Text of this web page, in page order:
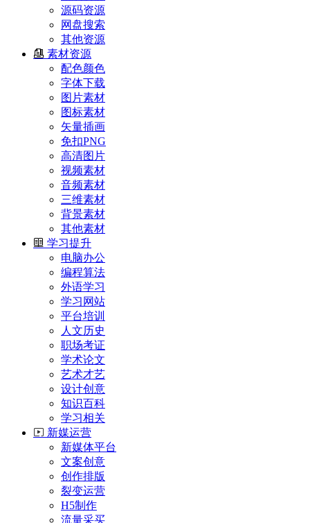
源码资源
网盘搜索
其他资源
素材资源
配色颜色
字体下载
图片素材
图标素材
矢量插画
免扣PNG
高清图片
视频素材
音频素材
三维素材
背景素材
其他素材
学习提升
电脑办公
编程算法
外语学习
学习网站
平台培训
人文历史
职场考证
学术论文
艺术才艺
设计创意
知识百科
学习相关
新媒运营
新媒体平台
文案创意
创作排版
裂变运营
H5制作
流量采买